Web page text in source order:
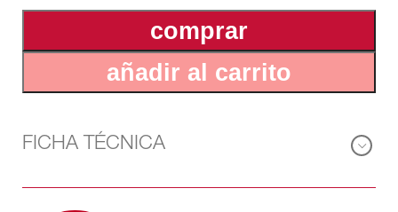
arquetipos que se han construido acerca de jesuitas y
franciscanos en la Nueva España para buscar formas
de reinterpretarlos en tanto sujetos históricos.
añadir al carrito
comprar
FICHA TÉCNICA